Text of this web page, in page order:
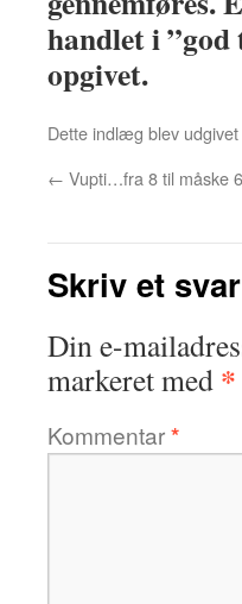
handlet i
opgivet.
Dette indlæg blev
← Vupti…fra 8 til måske
Skriv et svar
Din e-
markeret med *
Kommentar*